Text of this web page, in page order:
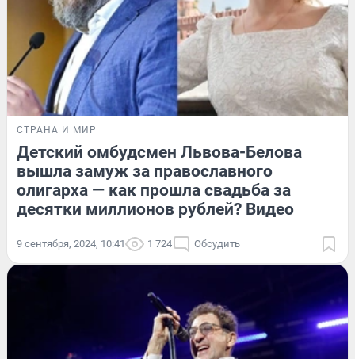
СТРАНА И МИР
Детский омбудсмен Львова-Белова
вышла замуж за православного
олигарха — как прошла свадьба за
десятки миллионов рублей? Видео
9 сентября, 2024, 10:41 1 724 Обсудить